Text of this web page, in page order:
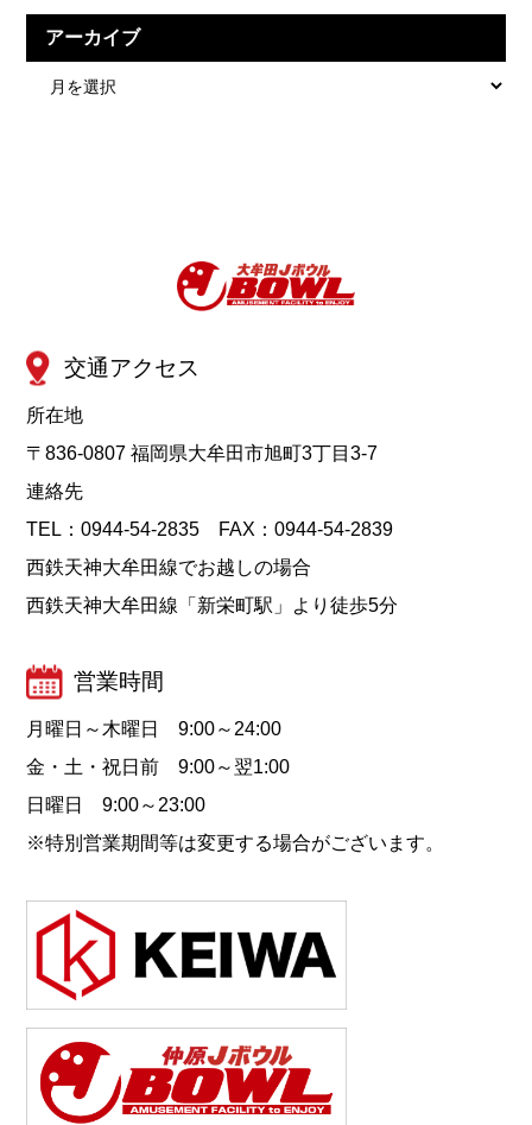
アーカイブ
交通アクセス
所在地
〒836-0807 福岡県大牟田市旭町3丁目3-7
連絡先
TEL：0944-54-2835 FAX：0944-54-2839
西鉄天神大牟田線でお越しの場合
西鉄天神大牟田線「新栄町駅」より徒歩5分
営業時間
月曜日～木曜日 9:00～24:00
金・土・祝日前 9:00～翌1:00
日曜日 9:00～23:00
※特別営業期間等は変更する場合がございます。